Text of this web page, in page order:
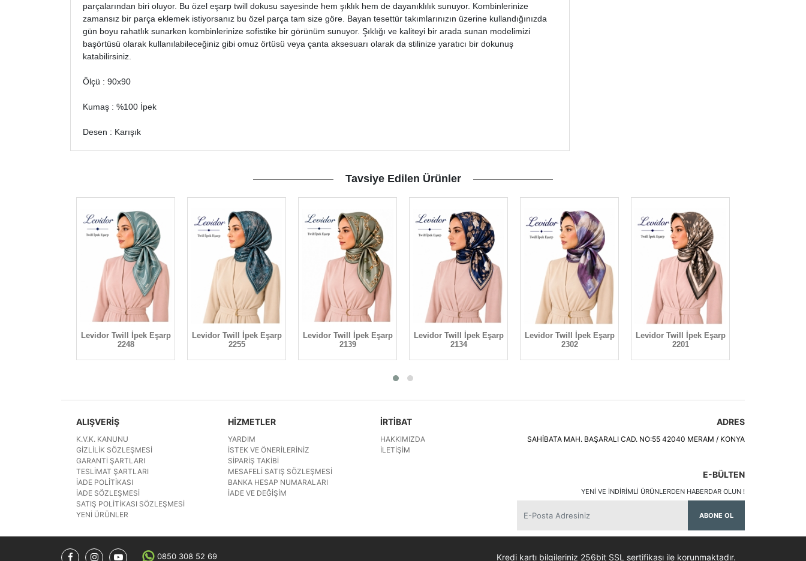
parçalarından biri oluyor. Bu özel eşarp twill dokusu sayesinde hem şıklık hem de dayanıklılık sunuyor. Kombinlerinize
zamansız bir parça eklemek istiyorsanız bu özel parça tam size göre. Bayan tesettür takımlarınızın üzerine kullandığınızda
gün boyu rahatlık sunarken kombinlerinize sofistike bir görünüm sunuyor. Şıklığı ve kaliteyi bir arada sunan modelimizi
başörtüsü olarak kullanılabileceğiniz gibi omuz örtüsü veya çanta aksesuarı olarak da stilinize yaratıcı bir dokunuş
katabilirsiniz.
Ölçü : 90x90
Kumaş : %100 İpek
Desen : Karışık
Tavsiye Edilen Ürünler
Levidor Twill İpek Eşarp
2248
Levidor Twill İpek Eşarp
2255
Levidor Twill İpek Eşarp
2139
Levidor Twill İpek Eşarp
2134
Levidor Twill İpek Eşarp
2302
Levidor Twill İpek Eşarp
2201
ALIŞVERİŞ
K.V.K. KANUNU
GIZLILIK SÖZLEŞMESI
GARANTI ŞARTLARI
TESLIMAT ŞARTLARI
İADE POLITIKASI
İADE SÖZLEŞMESI
SATIŞ POLITIKASI SÖZLEŞMESI
YENI ÜRÜNLER
HİZMETLER
YARDIM
İSTEK VE ÖNERILERINIZ
SIPARIŞ TAKIBI
MESAFELI SATIŞ SÖZLEŞMESI
BANKA HESAP NUMARALARI
İADE VE DEĞIŞIM
İRTİBAT
HAKKIMIZDA
İLETIŞIM
ADRES
SAHİBATA MAH. BAŞARALI CAD. NO:55 42040 MERAM / KONYA
E-BÜLTEN
YENI VE INDIRIMLI ÜRÜNLERDEN HABERDAR OLUN !
ABONE OL
0850 308 52 69 Kredi kartı bilgileriniz 256bit SSL sertifikası ile korunmaktadır.